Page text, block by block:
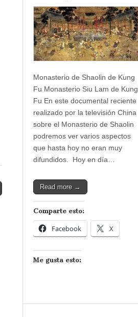
Monasterio de Shaolin de Kung
Fu Monasterio Siu Lam de Kung
Fu En este documental reciente
realizado por la televisión China
sobre el Monasterio de Shaolin
podremos ver varios aspectos
que hasta hoy no eran muy
difundidos. Hoy en día…
Read more →
Comparte esto:
Facebook X
Me gusta esto: